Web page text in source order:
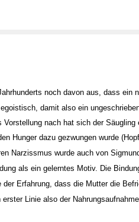
noch davon aus, dass ein
damit also ein
Vorstellung nach hat sich der Säugling
Hunger dazu gezwungen wurde
Narzissmus wurde auch von
als ein gelerntes Motiv. Die
der Erfahrung, dass die Mutter die
Linie also der